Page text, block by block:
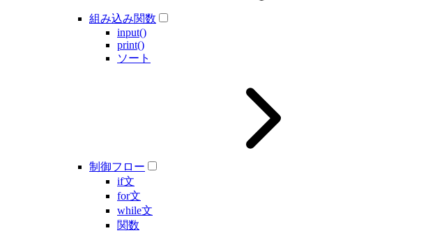
組み込み関数
input()
print()
ソート
制御フロー
if文
for文
while文
関数